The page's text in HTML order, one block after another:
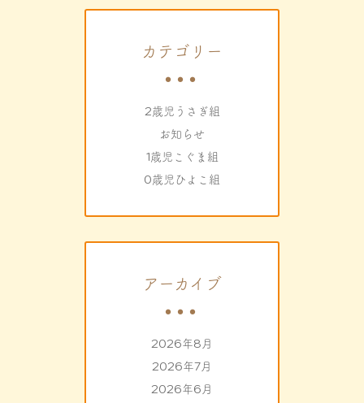
カテゴリー
2歳児うさぎ組
お知らせ
1歳児こぐま組
0歳児ひよこ組
アーカイブ
2026年8月
2026年7月
2026年6月